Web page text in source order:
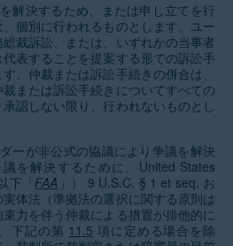
解決するため、または申し立てを行
個別に行われるものとします。ユー
裁訴訟、または、いずれかの当事者
表することを提案する形での訴訟手
。仲裁または訴訟手続きの併合は、
または訴訟手続きについてすべての
認しない限り、行われないものとし
ーが非公式の協議により争議を解決
を解決するために、United States
下「 FAA 」） 9 U.S.C. § 1 et seq. お
体法（準拠法の選択に関する原則は
力を伴う仲裁による措置が排他的に
下記の第 11.5 項に定める場合を除